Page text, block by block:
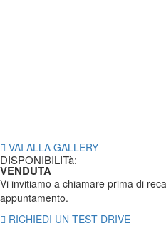
VAI ALLA GALLERY
DISPONIBILITà:
VENDUTA
Vi invitiamo a chiamare prima di
appuntamento.
RICHIEDI UN TEST DRIVE